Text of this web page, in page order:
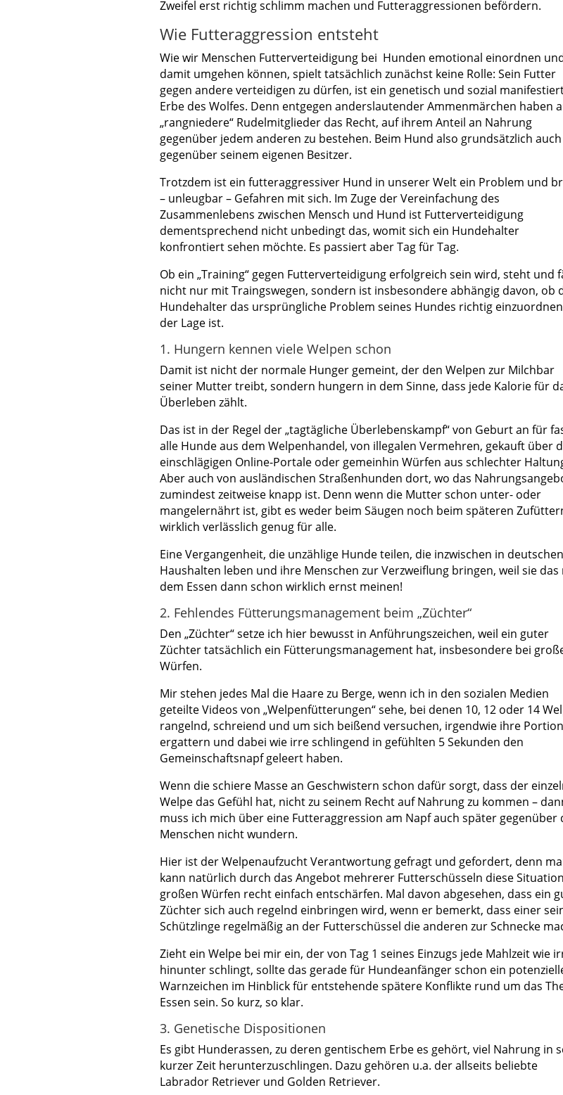
Zweifel erst richtig schlimm machen und Futteraggressionen befördern.
Wie Futteraggression entsteht
Wie wir Menschen Futterverteidigung bei Hunden emotional einordnen
damit umgehen können, spielt tatsächlich zunächst keine Rolle: Sein Futter
gegen andere verteidigen zu dürfen, ist ein genetisch und sozial
Erbe des Wolfes. Denn entgegen anderslautender Ammenmärchen haben
„rangniedere“ Rudelmitglieder das Recht, auf ihrem Anteil an Nahrung
gegenüber jedem anderen zu bestehen. Beim Hund also grundsätzlich auch
gegenüber seinem eigenen Besitzer.
Trotzdem ist ein futteraggressiver Hund in unserer Welt ein Problem und
– unleugbar – Gefahren mit sich. Im Zuge der Vereinfachung des
Zusammenlebens zwischen Mensch und Hund ist Futterverteidigung
dementsprechend nicht unbedingt das, womit sich ein Hundehalter
konfrontiert sehen möchte. Es passiert aber Tag für Tag.
Ob ein „Training“ gegen Futterverteidigung erfolgreich sein wird, steht und
nicht nur mit Traingswegen, sondern ist insbesondere abhängig davon, ob
Hundehalter das ursprüngliche Problem seines Hundes richtig
der Lage ist.
1. Hungern kennen viele Welpen schon
Damit ist nicht der normale Hunger gemeint, der den Welpen zur Milchbar
seiner Mutter treibt, sondern hungern in dem Sinne, dass jede Kalorie für
Überleben zählt.
Das ist in der Regel der „tagtägliche Überlebenskampf“ von Geburt an für
alle Hunde aus dem Welpenhandel, von illegalen Vermehren, gekauft über
einschlägigen Online-Portale oder gemeinhin Würfen aus schlechter
Aber auch von ausländischen Straßenhunden dort, wo das
zumindest zeitweise knapp ist. Denn wenn die Mutter schon unter- oder
mangelernährt ist, gibt es weder beim Säugen noch beim späteren
wirklich verlässlich genug für alle.
Eine Vergangenheit, die unzählige Hunde teilen, die inzwischen in deutschen
Haushalten leben und ihre Menschen zur Verzweiflung bringen, weil sie das
dem Essen dann schon wirklich ernst meinen!
2. Fehlendes Fütterungsmanagement beim „Züchter“
Den „Züchter“ setze ich hier bewusst in Anführungszeichen, weil ein guter
Züchter tatsächlich ein Fütterungsmanagement hat, insbesondere bei
Würfen.
Mir stehen jedes Mal die Haare zu Berge, wenn ich in den sozialen Medien
geteilte Videos von „Welpenfütterungen“ sehe, bei denen 10, 12 oder 14
rangelnd, schreiend und um sich beißend versuchen, irgendwie ihre
ergattern und dabei wie irre schlingend in gefühlten 5 Sekunden den
Gemeinschaftsnapf geleert haben.
Wenn die schiere Masse an Geschwistern schon dafür sorgt, dass der
Welpe das Gefühl hat, nicht zu seinem Recht auf Nahrung zu kommen –
muss ich mich über eine Futteraggression am Napf auch später gegenüber
Menschen nicht wundern.
Hier ist der Welpenaufzucht Verantwortung gefragt und gefordert, denn
kann natürlich durch das Angebot mehrerer Futterschüsseln diese
großen Würfen recht einfach entschärfen. Mal davon abgesehen, dass ein
Züchter sich auch regelnd einbringen wird, wenn er bemerkt, dass einer
Schützlinge regelmäßig an der Futterschüssel die anderen zur Schnecke
Zieht ein Welpe bei mir ein, der von Tag 1 seines Einzugs jede Mahlzeit wie
hinunter schlingt, sollte das gerade für Hundeanfänger schon ein
Warnzeichen im Hinblick für entstehende spätere Konflikte rund um das
Essen sein. So kurz, so klar.
3. Genetische Dispositionen
Es gibt Hunderassen, zu deren gentischem Erbe es gehört, viel Nahrung in
kurzer Zeit herunterzuschlingen. Dazu gehören u.a. der allseits beliebte
Labrador Retriever und Golden Retriever.